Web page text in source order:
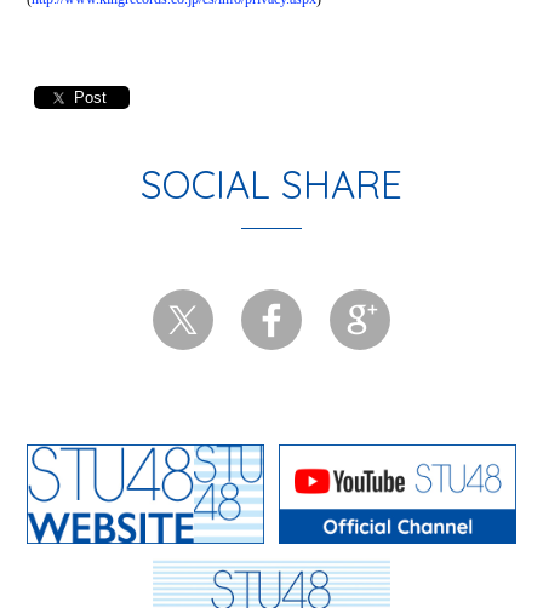
Post
SOCIAL SHARE